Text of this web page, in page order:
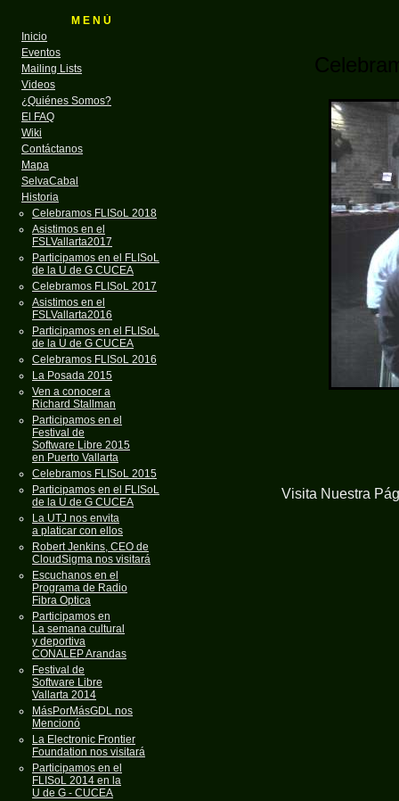
M E N Ú
Inicio
Eventos
Mailing Lists
Videos
¿Quiénes Somos?
El FAQ
Wiki
Contáctanos
Mapa
SelvaCabal
Historia
Celebramos FLISoL 2018
Asistimos en el
FSLVallarta2017
Participamos en el FLISoL
de la U de G CUCEA
Celebramos FLISoL 2017
Asistimos en el
FSLVallarta2016
Participamos en el FLISoL
de la U de G CUCEA
Celebramos FLISoL 2016
La Posada 2015
Ven a conocer a
Richard Stallman
Participamos en el
Festival de
Software Libre 2015
en Puerto Vallarta
Celebramos FLISoL 2015
Participamos en el FLISoL
de la U de G CUCEA
La UTJ nos envita
a platicar con ellos
Robert Jenkins, CEO de
CloudSigma nos visitará
Escuchanos en el
Programa de Radio
Fibra Optica
Participamos en
La semana cultural
y deportiva
CONALEP Arandas
Festival de
Software Libre
Vallarta 2014
MásPorMásGDL nos
Mencionó
La Electronic Frontier
Foundation nos visitará
Participamos en el
FLISoL 2014 en la
U de G - CUCEA
Visita Nuestra